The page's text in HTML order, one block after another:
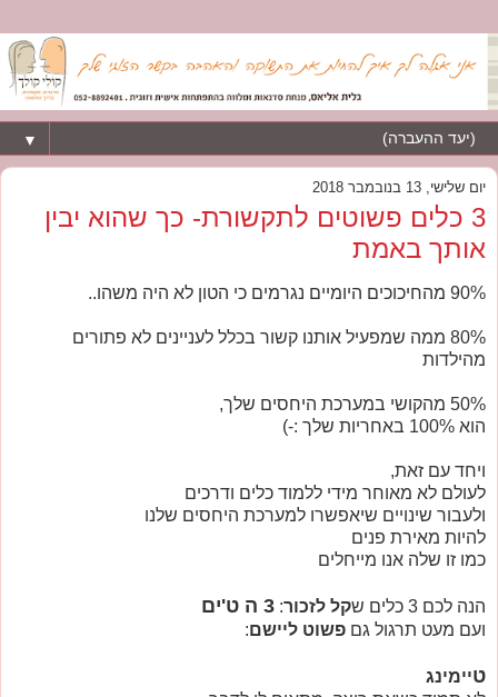
▼
יום שלישי, 13 בנובמבר 2018
3 כלים פשוטים לתקשורת- כך שהוא יבין
אותך באמת
90% מהחיכוכים היומיים נגרמים כי הטון לא היה משהו..
80% ממה שמפעיל אותנו קשור בכלל לעניינים לא פתורים
מהילדות
50% מהקושי במערכת היחסים שלך,
הוא 100% באחריות שלך :-)
ויחד עם זאת,
לעולם לא מאוחר מידי ללמוד כלים ודרכים
ולעבור שינויים שיאפשרו למערכת היחסים שלנו
להיות מאירת פנים
כמו זו שלה אנו מייחלים
הנה לכם 3 כלים ש קל לזכור: 3 ה ט'ים
ועם מעט תרגול גם פשוט ליישם:
טיימינג